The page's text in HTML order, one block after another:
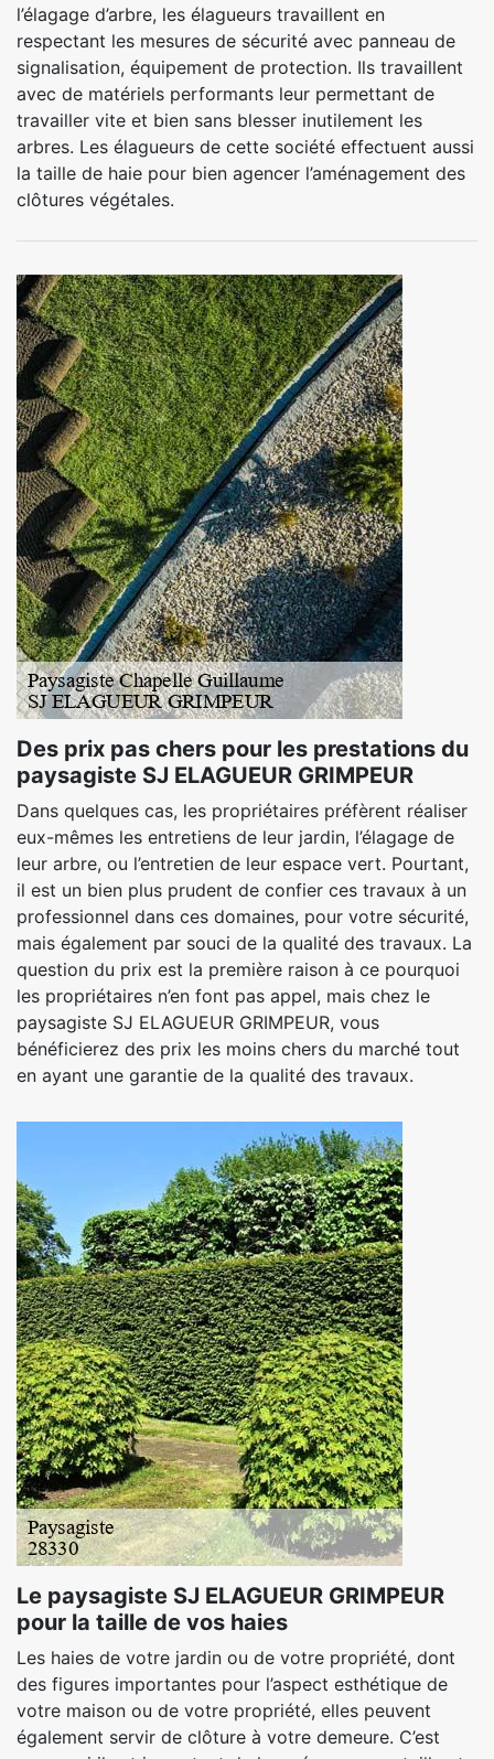
l’élagage d’arbre, les élagueurs travaillent en
respectant les mesures de sécurité avec panneau de
signalisation, équipement de protection. Ils travaillent
avec de matériels performants leur permettant de
travailler vite et bien sans blesser inutilement les
arbres. Les élagueurs de cette société effectuent aussi
la taille de haie pour bien agencer l’aménagement des
clôtures végétales.
Des prix pas chers pour les prestations du
paysagiste SJ ELAGUEUR GRIMPEUR
Dans quelques cas, les propriétaires préfèrent réaliser
eux-mêmes les entretiens de leur jardin, l’élagage de
leur arbre, ou l’entretien de leur espace vert. Pourtant,
il est un bien plus prudent de confier ces travaux à un
professionnel dans ces domaines, pour votre sécurité,
mais également par souci de la qualité des travaux. La
question du prix est la première raison à ce pourquoi
les propriétaires n’en font pas appel, mais chez le
paysagiste SJ ELAGUEUR GRIMPEUR, vous
bénéficierez des prix les moins chers du marché tout
en ayant une garantie de la qualité des travaux.
Le paysagiste SJ ELAGUEUR GRIMPEUR
pour la taille de vos haies
Les haies de votre jardin ou de votre propriété, dont
des figures importantes pour l’aspect esthétique de
votre maison ou de votre propriété, elles peuvent
également servir de clôture à votre demeure. C’est